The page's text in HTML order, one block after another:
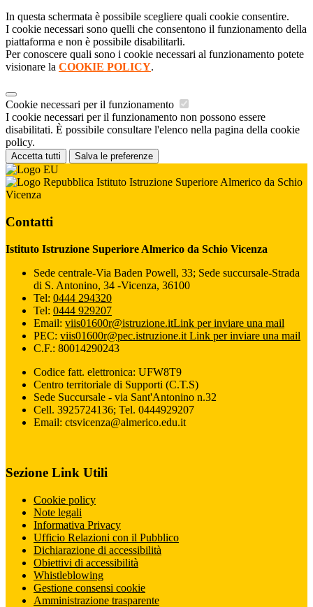
In questa schermata è possibile scegliere quali cookie consentire.
I cookie necessari sono quelli che consentono il funzionamento della
piattaforma e non è possibile disabilitarli.
Per conoscere quali sono i cookie necessari al funzionamento potete
visionare la COOKIE POLICY.
Cookie necessari per il funzionamento
I cookie necessari per il funzionamento non possono essere
disabilitati. È possibile consultare l'elenco nella pagina della cookie
policy.
Accetta tutti Salva le preferenze
Istituto Istruzione Superiore Almerico da Schio
Vicenza
Contatti
Istituto Istruzione Superiore Almerico da Schio Vicenza
Sede centrale-Via Baden Powell, 33; Sede succursale-Strada
di S. Antonino, 34 -Vicenza, 36100
Tel: 0444 294320
Tel: 0444 929207
Email: viis01600r@istruzione.itLink per inviare una mail
PEC: viis01600r@pec.istruzione.it Link per inviare una mail
C.F.: 80014290243
Codice fatt. elettronica: UFW8T9
Centro territoriale di Supporti (C.T.S)
Sede Succursale - via Sant'Antonino n.32
Cell. 3925724136; Tel. 0444929207
Email: ctsvicenza@almerico.edu.it
Sezione Link Utili
Cookie policy
Note legali
Informativa Privacy
Ufficio Relazioni con il Pubblico
Dichiarazione di accessibilità
Obiettivi di accessibilità
Whistleblowing
Gestione consensi cookie
Amministrazione trasparente